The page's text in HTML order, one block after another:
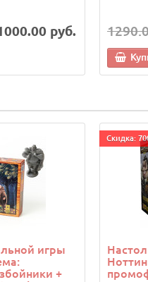
руб.
игры
+
Cкидка: